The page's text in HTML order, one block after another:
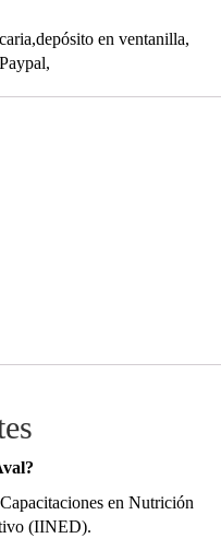
en ventanilla,
en Nutrición
(IINED).